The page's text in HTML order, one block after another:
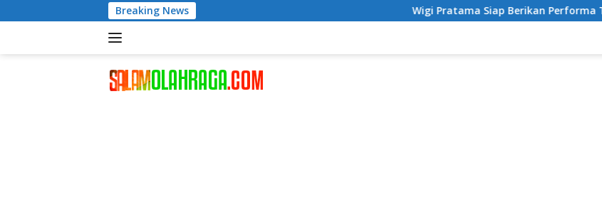
ke
Breaking News Wigi Pratama Siap Berikan Performa Terbaik untuk Deltras